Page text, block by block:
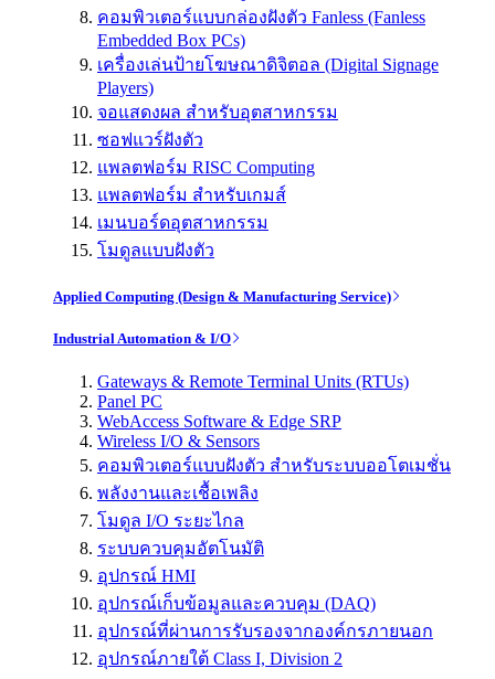
คอมพิวเตอร์แบบกล่องฝังตัว Fanless (Fanless
Embedded Box PCs)
เครื่องเล่นป้ายโฆษณาดิจิตอล (Digital Signage
Players)
จอแสดงผล สำหรับอุตสาหกรรม
ซอฟแวร์ฝังตัว
แพลตฟอร์ม RISC Computing
แพลตฟอร์ม สำหรับเกมส์
เมนบอร์ดอุตสาหกรรม
โมดูลแบบฝังตัว
Applied Computing (Design & Manufacturing Service)
Industrial Automation & I/O
Gateways & Remote Terminal Units (RTUs)
Panel PC
WebAccess Software & Edge SRP
Wireless I/O & Sensors
คอมพิวเตอร์แบบฝังตัว สำหรับระบบออโตเมชั่น
พลังงานและเชื้อเพลิง
โมดูล I/O ระยะไกล
ระบบควบคุมอัตโนมัติ
อุปกรณ์ HMI
อุปกรณ์เก็บข้อมูลและควบคุม (DAQ)
อุปกรณ์ที่ผ่านการรับรองจากองค์กรภายนอก
อุปกรณ์ภายใต้ Class I, Division 2